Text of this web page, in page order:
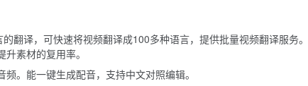
翻译，可快速将视频翻译成100多种语言，提供批量视频翻译服务。
素材的复用率。
。 能一键生成配音， 支持中文对照编辑。